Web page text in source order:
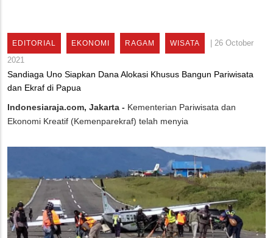
EDITORIAL EKONOMI RAGAM WISATA | 26 October
2021
Sandiaga Uno Siapkan Dana Alokasi Khusus Bangun Pariwisata
dan Ekraf di Papua
Indonesiaraja.com, Jakarta - Kementerian Pariwisata dan
Ekonomi Kreatif (Kemenparekraf) telah menyia